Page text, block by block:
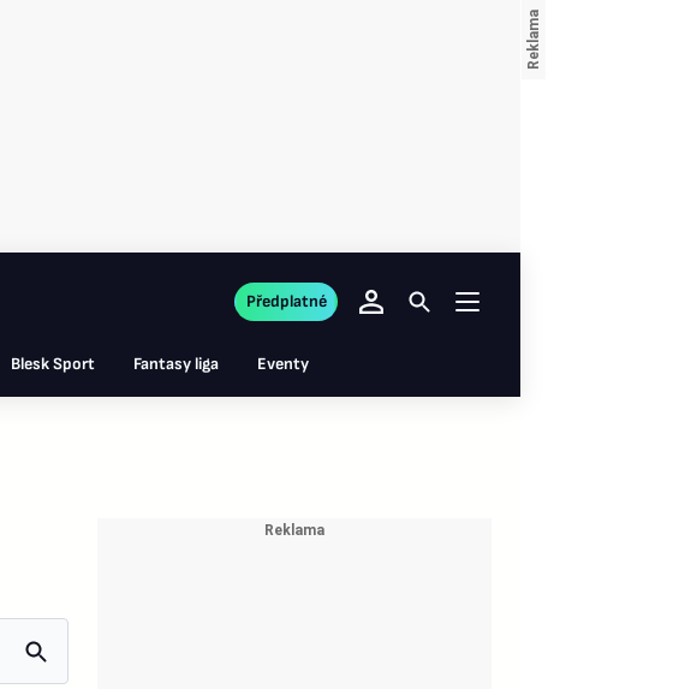
Blesk Sport Fantasy liga Eventy
Předplatné